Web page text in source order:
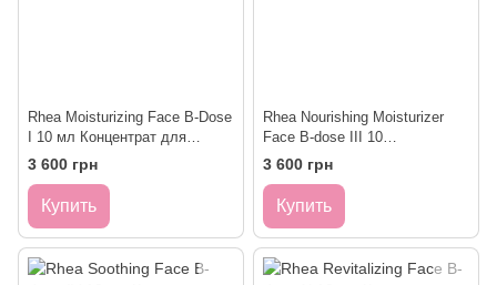
Rhea Moisturizing Face B-Dose
I 10 мл Концентрат для
увлажнения лица
3 600 грн
Купить
Rhea Nourishing Moisturizer
Face B-dose III 10
млКонцентрат для лица
питание и увлажнение
3 600 грн
Купить